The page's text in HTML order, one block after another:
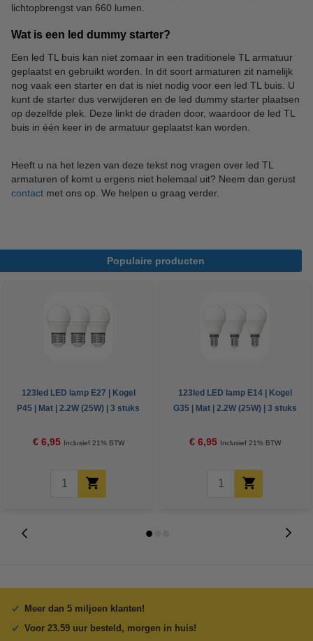
lichtopbrengst van 660 lumen.
Wat is een led dummy starter?
Een led TL buis kan niet zomaar in een traditionele TL armatuur
geplaatst en gebruikt worden. In dit soort armaturen zit namelijk
nog vaak een starter en dat is niet nodig voor een led TL buis. U
kunt de starter dus verwijderen en de led dummy starter plaatsen
op dezelfde plek. Deze linkt de draden door, waardoor de led TL
buis in één keer in de armatuur geplaatst kan worden.
Heeft u na het lezen van deze tekst nog vragen over led TL
armaturen of komt u ergens niet helemaal uit? Neem dan gerust
contact met ons op. We helpen u graag verder.
Populaire producten
123led LED lamp E27 | Kogel
P45 | Mat | 2.2W (25W) | 3 stuks
€ 6,95 Inclusief 21% BTW
123led LED lamp E14 | Kogel
G35 | Mat | 2.2W (25W) | 3 stuks
€ 6,95 Inclusief 21% BTW
Meer dan 5 miljoen klanten!
Voor 23.59 uur besteld, morgen in huis!